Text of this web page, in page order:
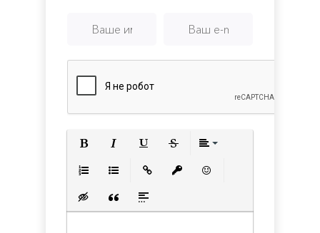
Вставка скрытого текста
Вставка цитаты
Вставка спойлера